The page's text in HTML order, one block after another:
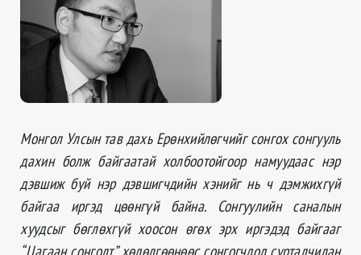
Монгол Улсын тав дахь Ерөнхийлөгчийг сонгох сонгууль
дахин болж байгаатай холбоотойгоор намуудаас нэр
дэвшиж буй нэр дэвшигчдийн хэнийг нь ч дэмжихгүй
байгаа иргэд цөөнгүй байна. Сонгуулийн саналын
хуудсыг бөглөхгүй хоосон өгөх эрх иргэдэд байгааг
“Цагаан сонголт” хөдөлгөөнөөс сонгогчдод сурталчилан